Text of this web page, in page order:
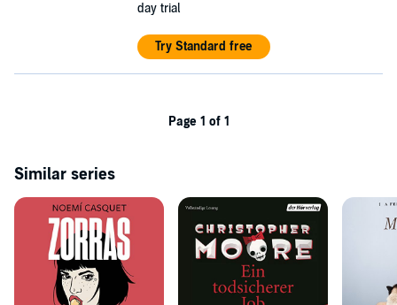
day trial
Try Standard free
Page 1 of 1
Similar series